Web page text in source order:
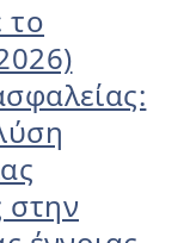
το
στην